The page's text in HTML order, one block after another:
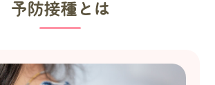
予防接種とは